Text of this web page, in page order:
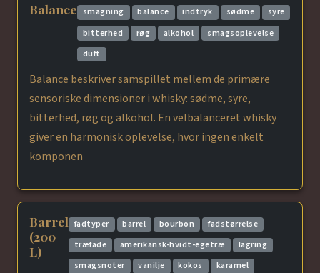
Balance smagning balance indtryk sødme
syre
bitterhed
røg alkohol
smagsoplevelse
duft
Balance beskriver samspillet mellem de primære
sensoriske dimensioner i whisky: sødme, syre,
bitterhed, røg og alkohol. En velbalanceret whisky
giver en harmonisk oplevelse, hvor ingen enkelt
komponen
Barrel
(200
L)
fadtyper barrel bourbon
fadstørrelse
træfade
amerikansk-hvidt-egetræ
lagring
smagsnoter
vanilje kokos karamel